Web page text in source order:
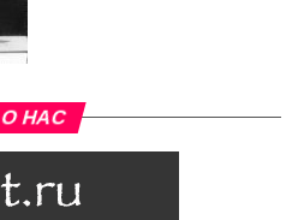
О НАС